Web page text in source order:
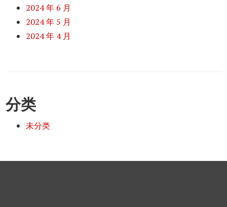
2024 年 6 月
2024 年 5 月
2024 年 4 月
分类
未分类